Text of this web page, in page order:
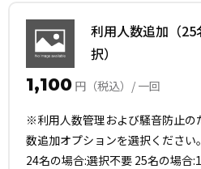
利用人数追加（
択）
1,100 円（税込）/ 一回
※利用人数管理および騒音防止の
数追加オプションを選択ください。
24名の場合:選択不要 25名の場合